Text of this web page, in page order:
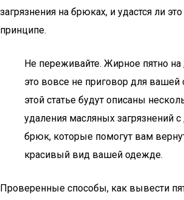
загрязнения на брюках, и удастся ли
принципе.
Не переживайте. Жирное пятно
это вовсе не приговор для
этой статье будут описаны
удаления масляных загрязнений
брюк, которые помогут вам
красивый вид вашей одежде.
Проверенные способы, как вывести